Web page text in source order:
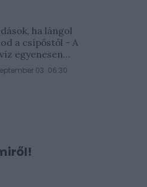
ha lángol
a csípőstől - A
víz egyenesen
ötlet
03. 06:30